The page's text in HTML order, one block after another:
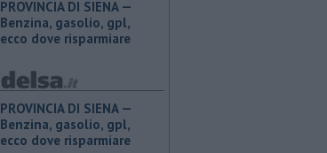
PROVINCIA DI SIENA — ​
Benzina, gasolio, gpl,
ecco dove risparmiare
PROVINCIA DI SIENA — ​
Benzina, gasolio, gpl,
ecco dove risparmiare